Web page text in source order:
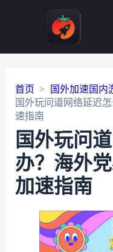
首页
国外加速国内
国外玩问道网络延迟
速指南
国外玩问
办？海外
加速指南